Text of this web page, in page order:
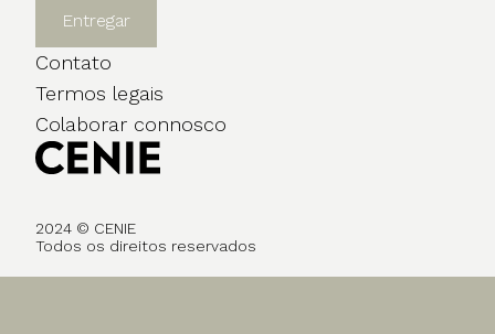
Entregar
Contato
Termos legais
Colaborar connosco
2024 © CENIE
Todos os direitos reservados